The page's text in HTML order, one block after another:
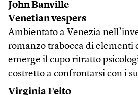
John Banville
Venetian vespers
Ambientato a Venezia
romanzo trabocca di elementi
emerge il cupo ritratto
costretto a confrontarsi con i
Virginia Feito